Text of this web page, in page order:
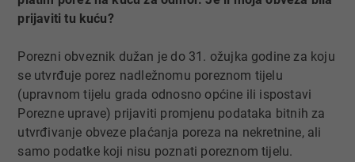
prijaviti tu kuću?
Porezni obveznik dužan je do 31. ožujka godine za koju
se utvrđuje porez nadležnomu poreznom tijelu
(upravnom tijelu grada odnosno općine ili ispostavi
Porezne uprave) prijaviti promjenu podataka bitnih za
utvrđivanje obveze plaćanja poreza na nekretnine, ali
samo podatke koji nisu poznati poreznom tijelu.